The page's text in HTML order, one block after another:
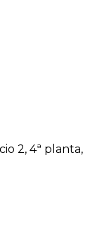
2, 4ª planta,